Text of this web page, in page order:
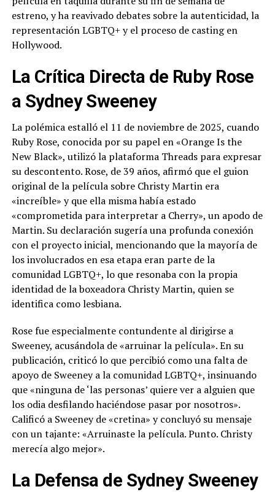
estreno, y ha reavivado debates sobre la autenticidad, la
representación LGBTQ+ y el proceso de casting en
Hollywood.
La Crítica Directa de Ruby Rose
a Sydney Sweeney
La polémica estalló el 11 de noviembre de 2025, cuando
Ruby Rose, conocida por su papel en «Orange Is the
New Black», utilizó la plataforma Threads para expresar
su descontento. Rose, de 39 años, afirmó que el guion
original de la película sobre Christy Martin era
«increíble» y que ella misma había estado
«comprometida para interpretar a Cherry», un apodo de
Martin. Su declaración sugería una profunda conexión
con el proyecto inicial, mencionando que la mayoría de
los involucrados en esa etapa eran parte de la
comunidad LGBTQ+, lo que resonaba con la propia
identidad de la boxeadora Christy Martin, quien se
identifica como lesbiana.
Rose fue especialmente contundente al dirigirse a
Sweeney, acusándola de «arruinar la película». En su
publicación, criticó lo que percibió como una falta de
apoyo de Sweeney a la comunidad LGBTQ+, insinuando
que «ninguna de ‘las personas’ quiere ver a alguien que
los odia desfilando haciéndose pasar por nosotros».
Calificó a Sweeney de «cretina» y concluyó su mensaje
con un tajante: «Arruinaste la película. Punto. Christy
merecía algo mejor».
La Defensa de Sydney Sweeney